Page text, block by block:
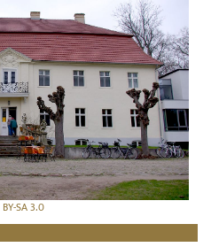
SA 3.0